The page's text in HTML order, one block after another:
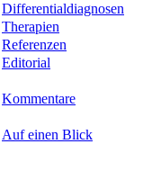
Differentialdiagnosen
Therapien
Referenzen
Editorial
Kommentare
Auf einen Blick